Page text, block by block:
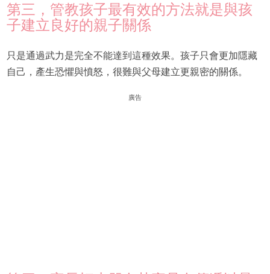
第三，管教孩子最有效的方法就是與孩
子建立良好的親子關係
只是通過武力是完全不能達到這種效果。孩子只會更加隱藏
自己，產生恐懼與憤怒，很難與父母建立更親密的關係。
廣告